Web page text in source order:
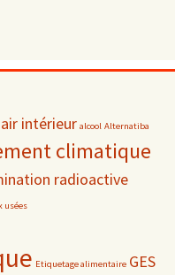
air intérieur alcool Alternatiba
climatique
radioactive
usées
Etiquetage alimentaire GES